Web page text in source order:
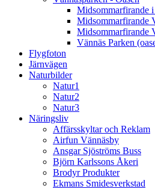
Midsommarfirande
Midsommarfirande
Midsommarfirande
Vännäs Parken
Flygfoton
Järnvägen
Naturbilder
Natur1
Natur2
Natur3
Näringsliv
Affärsskyltar och Reklam
Airfun Vännäsby
Ansgar Sjöströms Buss
Björn Karlssons Åkeri
Brodyr Produkter
Ekmans Smidesverkstad